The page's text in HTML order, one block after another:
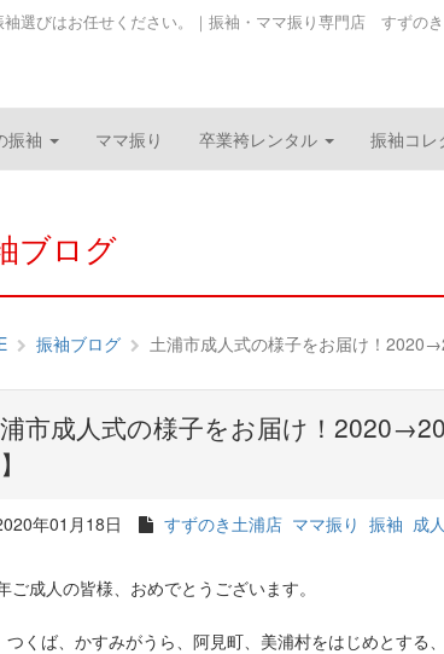
選びはお任せください。｜振袖・ママ振り専門店 すずのき
振袖 ママ振り 卒業袴レンタル 振袖コレ
ブログ
振袖ブログ 土浦市成人式の様子をお届け！
市成人式の様子をお届け！
年01月18日 すずのき土浦店 ママ振り 振袖 成
ご成人の皆様、おめでとうございます。
つくば、かすみがうら、阿見町、美浦村をはじめとする